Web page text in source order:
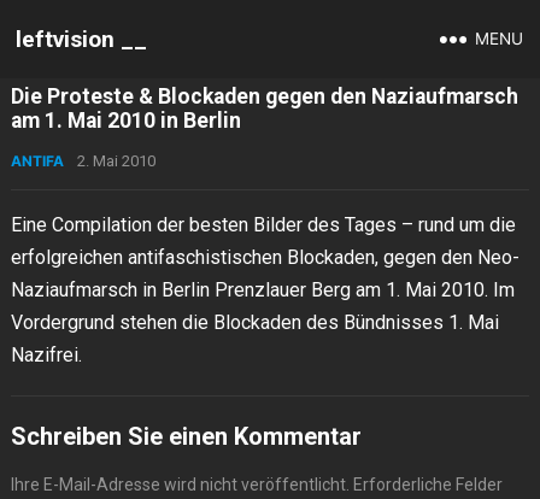
leftvision __ MENU
Die Proteste & Blockaden gegen den Naziaufmarsch
am 1. Mai 2010 in Berlin
ANTIFA 2. Mai 2010
Eine Compilation der besten Bilder des Tages – rund um die
erfolgreichen antifaschistischen Blockaden, gegen den Neo-
Naziaufmarsch in Berlin Prenzlauer Berg am 1. Mai 2010. Im
Vordergrund stehen die Blockaden des Bündnisses 1. Mai
Nazifrei.
Schreiben Sie einen Kommentar
Ihre E-Mail-Adresse wird nicht veröffentlicht. Erforderliche Felder